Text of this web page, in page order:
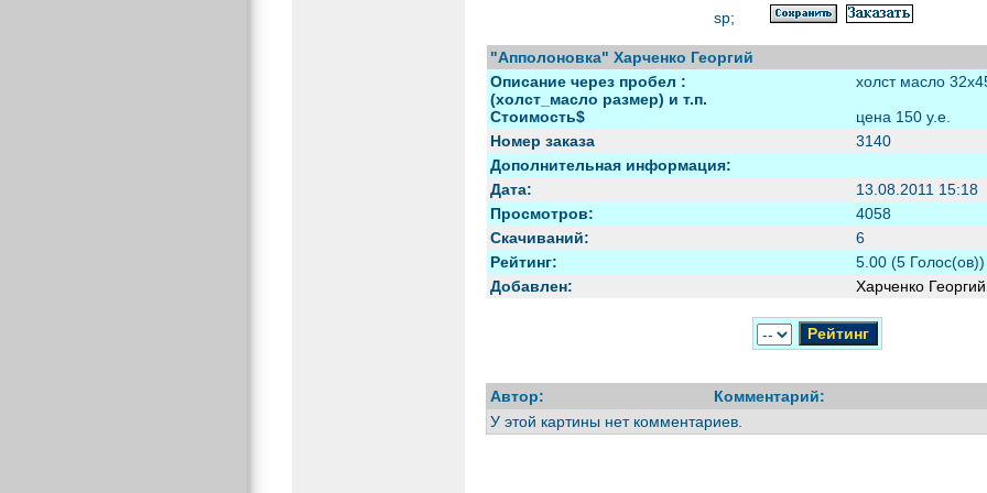
sp;
"Апполоновка" Харченко Георгий
Описание через пробел :
(холст_масло размер) и т.п.
Стоимость$
холст масло
цена 150 у.е.
Номер заказа
3140
Дополнительная информация:
Дата:
13.08.2011 15:18
Просмотров:
4058
Скачиваний:
6
Рейтинг:
5.00 (5 Голос(ов))
Добавлен:
Харченко Георгий
Автор:
Комментарий:
У этой картины нет комментариев.